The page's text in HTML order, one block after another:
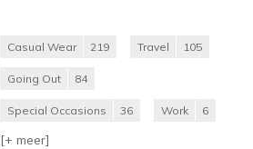
Casual Wear 219 Travel 105
Going Out 84
Special Occasions 36 Work 6
[+ meer]